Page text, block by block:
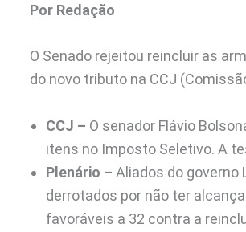
Por Redação
O Senado rejeitou reincluir as
do novo tributo na CCJ
CCJ – O senador Flávio
itens no Imposto Seletivo. A
Plenário – Aliados do
derrotados por não ter
favoráveis a 32 contra a